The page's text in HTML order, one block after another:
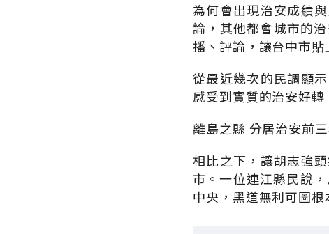
為何會出現治安成績
論，其他都會城市的
播、評論，讓台中市
從最近幾次的民調顯
感受到實質的治安好
離島之縣 分居治安前
相比之下，讓胡志強
市。一位連江縣民說
中央，黑道無利可圖